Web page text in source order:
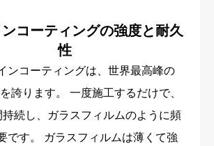
コーティングの強度と耐久
性
ンコーティングは、世界最高峰の
誇ります。 一度施工するだけで、
続し、ガラスフィルムのように頻
です。 ガラスフィルムは薄くて強